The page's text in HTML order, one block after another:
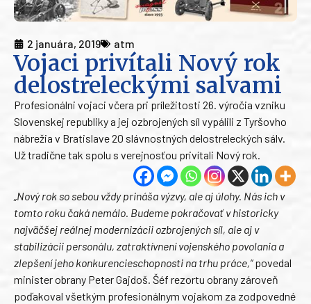
2 januára, 2019 atm
Vojaci privítali Nový rok
delostreleckými salvami
Profesionálni vojaci včera pri príležitosti 26. výročia vzniku
Slovenskej republiky a jej ozbrojených síl vypálili z Tyršovho
nábrežia v Bratislave 20 slávnostných delostreleckých sálv.
Už tradične tak spolu s verejnosťou privítali Nový rok.
„Nový rok so sebou vždy prináša výzvy, ale aj úlohy. Nás ich v
tomto roku čaká nemálo. Budeme pokračovať v historicky
najväčšej reálnej modernizácii ozbrojených síl, ale aj v
stabilizácii personálu, zatraktívnení vojenského povolania a
zlepšení jeho konkurencieschopnosti na trhu práce,“povedal
minister obrany Peter Gajdoš. Šéf rezortu obrany zároveň
poďakoval všetkým profesionálnym vojakom za zodpovedné